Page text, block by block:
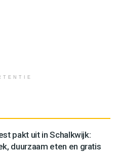
pakt uit in Schalkwijk:
duurzaam eten en gratis